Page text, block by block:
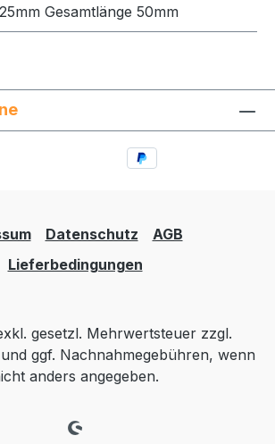
Gesamtlänge 50mm
Datenschutz
AGB
Lieferbedingungen
gesetzl. Mehrwertsteuer zzgl.
und ggf. Nachnahmegebühren, wenn
anders angegeben.